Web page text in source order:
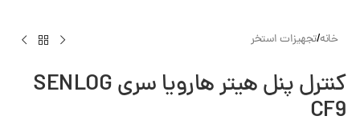
خانه/تجهیزات استخر
کنترل پنل هیتر هارویا سری SENLOG
CF9